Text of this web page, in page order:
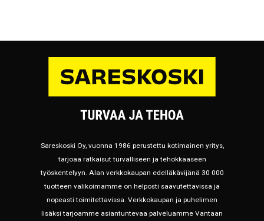
Sareskoski Oy, vuonna 1986 perustettu kotimainen yritys,
tarjoaa ratkaisut turvalliseen ja tehokkaaseen
työskentelyyn. Alan verkkokaupan edelläkävijänä 30 000
tuotteen valikoimamme on helposti saavutettavissa ja
nopeasti toimitettavissa. Verkkokaupan ja puhelimen
lisäksi tarjoamme asiantuntevaa palveluamme Vantaan